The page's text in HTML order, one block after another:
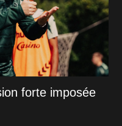
forte imposée